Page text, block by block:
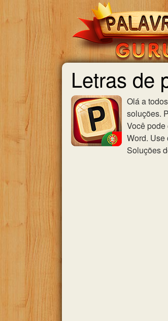
Letras de
Olá a
soluções.
Você
Word. Use
Soluções